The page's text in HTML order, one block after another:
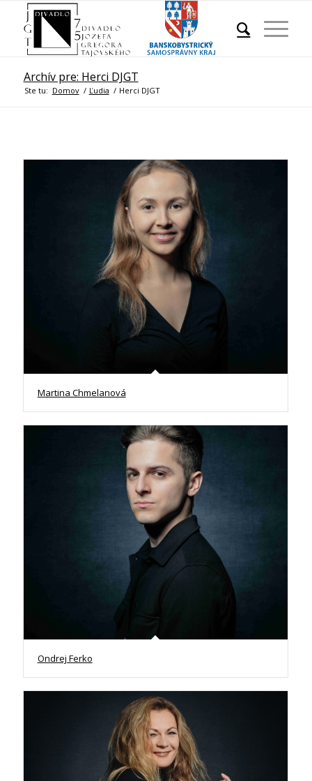
Archív pre: Herci DJGT
Ste tu: Domov / Ľudia / Herci DJGT
Martina Chmelanová
Ondrej Ferko